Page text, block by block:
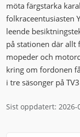
möta färgstarka
folkraceentusiasten
leende
på stationen där allt
mopeder och
kring om fordonen
i tre säsonger på
Sist oppdatert: 2026-